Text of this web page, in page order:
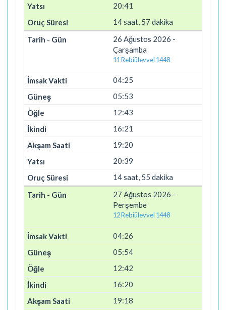
20:41
14 saat, 57 dakika
26 Ağustos 2026 -
Çarşamba
11 Rebiülevvel 1448
04:25
05:53
12:43
16:21
19:20
20:39
14 saat, 55 dakika
27 Ağustos 2026 -
Perşembe
12 Rebiülevvel 1448
04:26
05:54
12:42
16:20
19:18